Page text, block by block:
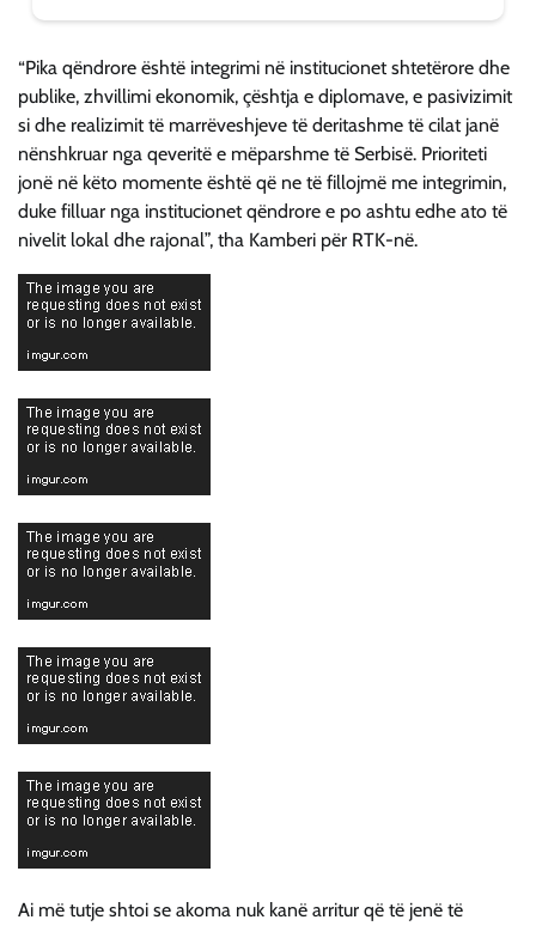
“Pika qëndrore është integrimi në institucionet shtetërore dhe
publike, zhvillimi ekonomik, çështja e diplomave, e pasivizimit
si dhe realizimit të marrëveshjeve të deritashme të cilat janë
nënshkruar nga qeveritë e mëparshme të Serbisë. Prioriteti
jonë në këto momente është që ne të fillojmë me integrimin,
duke filluar nga institucionet qëndrore e po ashtu edhe ato të
nivelit lokal dhe rajonal”, tha Kamberi për RTK-në.
Ai më tutje shtoi se akoma nuk kanë arritur që të jenë të